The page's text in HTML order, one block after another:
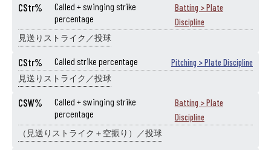
CStr%
Called + swinging strike
percentage
Batting > Plate
Discipline
見送りストライク／投球
CStr% Called strike percentage Pitching > Plate Discipline
見送りストライク／投球
CSW%
Called + swinging strike
percentage
Batting > Plate
Discipline
（見送りストライク＋空振り）／投球